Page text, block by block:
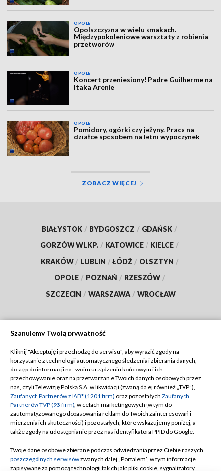
OPOLE
Opolszczyzna w wielu smakach.
Międzypokoleniowe warsztaty z robienia
przetworów
OPOLE
Koncert przeniesiony! Padre Guilherme na
Itaka Arenie
OPOLE
Pomidory, ogórki czy jeżyny. Praca na
działce sposobem na letni wypoczynek
ZOBACZ WIĘCEJ
BIAŁYSTOK / BYDGOSZCZ / GDAŃSK /
GORZÓW WLKP. / KATOWICE / KIELCE /
KRAKÓW / LUBLIN / ŁÓDŹ / OLSZTYN /
OPOLE / POZNAŃ / RZESZÓW /
SZCZECIN / WARSZAWA / WROCŁAW
TVP
Abonament TVP
Emisja w TVP
Centrum informacji TVP
Naziemna Telewizja Cyfrowa
Rada Programowa
Regulamin TVP
Polityka prywatności
Moje zgody
Pomoc
Kontakt
Szanujemy Twoją prywatność
Kliknij "Akceptuję i przechodzę do serwisu", aby wyrazić zgody na
korzystanie z technologii automatycznego śledzenia i zbierania danych,
dostęp do informacji na Twoim urządzeniu końcowym i ich
przechowywanie oraz na przetwarzanie Twoich danych osobowych przez
nas, czyli Telewizję Polską S.A. w likwidacji (zwaną dalej również „TVP”),
Zaufanych Partnerów z IAB* (1201 firm) oraz pozostałych Zaufanych
Partnerów TVP (93 firm), w celach marketingowych (w tym do
zautomatyzowanego dopasowania reklam do Twoich zainteresowań i
mierzenia ich skuteczności) i pozostałych, które wskazujemy poniżej, a
także zgody na udostępnianie przez nas identyfikatora PPID do Google.
Twoje dane osobowe zbierane podczas odwiedzania przez Ciebie naszych
poszczególnych serwisówzwanych dalej „Portalem”, w tym informacje
zapisywane za pomocą technologii takich jak: pliki cookie, sygnalizatory